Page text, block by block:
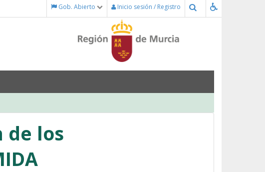
Gob. Abierto Inicio sesión / Registro Buscar
de los